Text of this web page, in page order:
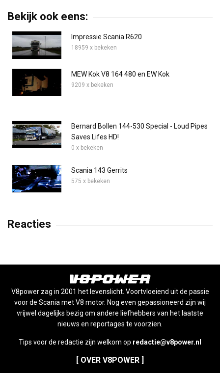
Bekijk ook eens:
Impressie Scania R620
18959 x bekeken
MEW Kok V8 164 480 en EW Kok
9209 x bekeken
Bernard Bollen 144-530 Special - Loud Pipes
Saves Lifes HD!
0 x bekeken
Scania 143 Gerrits
575 x bekeken
Reacties
V8power zag in 2001 het levenslicht. Voortvloeiend uit de passie
voor de Scania met V8 motor. Nog even gepassioneerd zijn wij
vrijwel dagelijks bezig om andere liefhebbers van het laatste
nieuws en reportages te voorzien.
Tips voor de redactie zijn welkom op redactie@v8power.nl
[ OVER V8POWER ]